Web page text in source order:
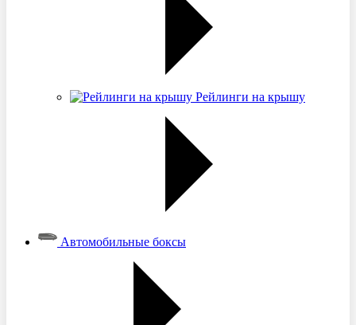
Рейлинги на крышу
Автомобильные боксы